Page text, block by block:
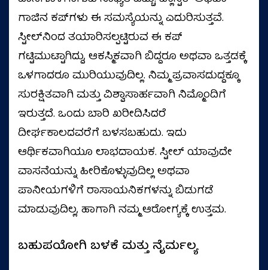
ಗಾಜಿನ ಕಪ್‌ಗಳು ಈ ಸಮಸ್ಯೆಯನ್ನು ಎದುರಿಸುತ್ತವೆ.
ಸ್ಟೀಲ್‌ನಿಂದ ತಯಾರಿಸಲ್ಪಟ್ಟಿರುವ ಈ ಕಪ್
ಗಟ್ಟಿಮುಟ್ಟಾಗಿದ್ದು, ಆಕಸ್ಮಿಕವಾಗಿ ಬಿದ್ದರೂ ಅಥವಾ ಒತ್ತಡಕ್ಕೆ
ಒಳಗಾದರೂ ಮುರಿಯುವುದಿಲ್ಲ. ನಿಮ್ಮ ಪ್ರವಾಸದುದ್ದಕ್ಕೂ
ಸುರಕ್ಷಿತವಾಗಿ ಮತ್ತು ವಿಶ್ವಾಸಾರ್ಹವಾಗಿ ನಿಮ್ಮೊಂದಿಗೆ
ಇರುತ್ತದೆ. ಒಂದು ಬಾರಿ ಖರೀದಿಸಿದರೆ
ದೀರ್ಘಕಾಲದವರೆಗೆ ಬಳಸಬಹುದು. ಇದು
ಆರ್ಥಿಕವಾಗಿಯೂ ಲಾಭದಾಯಕ. ಸ್ಟೀಲ್ ಯಾವುದೇ
ವಾಸನೆಯನ್ನು ಹೀರಿಕೊಳ್ಳುವುದಿಲ್ಲ ಅಥವಾ
ಪಾನೀಯಗಳಿಗೆ ರಾಸಾಯನಿಕಗಳನ್ನು ಬಿಡುಗಡೆ
ಮಾಡುವುದಿಲ್ಲ, ಹಾಗಾಗಿ ನಮ್ಮ ಆರೋಗ್ಯಕ್ಕೆ ಉತ್ತಮ.
ಬಹುಪಯೋಗಿ ಬಳಕೆ ಮತ್ತು ನೈರ್ಮಲ್ಯ